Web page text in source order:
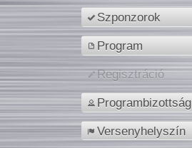
Szponzorok
Program
Regisztráció
Programbizottság
Versenyhelyszín